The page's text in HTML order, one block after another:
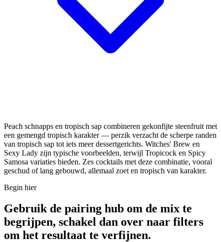
Peach schnapps en tropisch sap combineren gekonfijte steenfruit met
een gemengd tropisch karakter — perzik verzacht de scherpe randen
van tropisch sap tot iets meer dessertgerichts. Witches' Brew en
Sexy Lady zijn typische voorbeelden, terwijl Tropicock en Spicy
Samosa variaties bieden. Zes cocktails met deze combinatie, vooral
geschud of lang gebouwd, allemaal zoet en tropisch van karakter.
Begin hier
Gebruik de pairing hub om de mix te
begrijpen, schakel dan over naar filters
om het resultaat te verfijnen.